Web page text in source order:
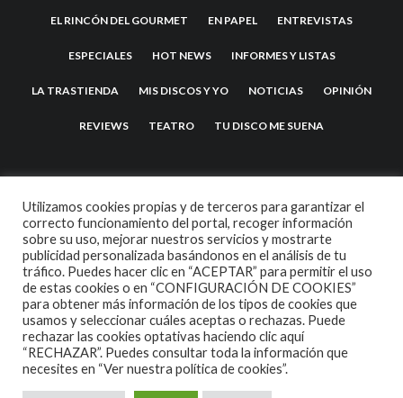
EL RINCÓN DEL GOURMET EN PAPEL ENTREVISTAS
ESPECIALES HOT NEWS INFORMES Y LISTAS
LA TRASTIENDA MIS DISCOS Y YO NOTICIAS OPINIÓN
REVIEWS TEATRO TU DISCO ME SUENA
2007 COPYRIGHT -CODETIPITHEME
Utilizamos cookies propias y de terceros para garantizar el
correcto funcionamiento del portal, recoger información
sobre su uso, mejorar nuestros servicios y mostrarte
publicidad personalizada basándonos en el análisis de tu
tráfico. Puedes hacer clic en “ACEPTAR” para permitir el uso
de estas cookies o en “CONFIGURACIÓN DE COOKIES”
para obtener más información de los tipos de cookies que
usamos y seleccionar cuáles aceptas o rechazas. Puede
rechazar las cookies optativas haciendo clic aquí
“RECHAZAR”. Puedes consultar toda la información que
necesites en “Ver nuestra política de cookies”.